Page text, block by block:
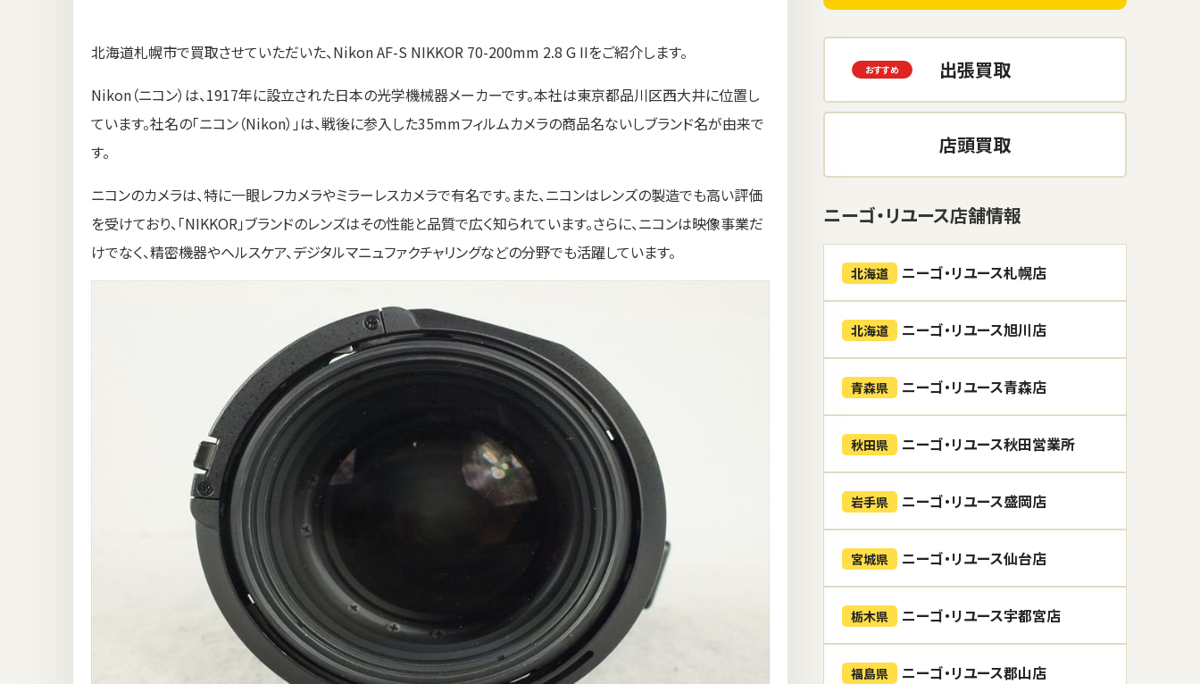
北海道札幌市で買取させていただいた、Nikon AF-S NIKKOR 70-200mm 2.8 G IIをご紹介します。
Nikon（ニコン）は、1917年に設立された日本の光学機械器メーカーです。本社は東京都品川区西大井に位置し
ています。社名の「ニコン（Nikon）」は、戦後に参入した35mmフィルムカメラの商品名ないしブランド名が由来で
す。
ニコンのカメラは、特に一眼レフカメラやミラーレスカメラで有名です。また、ニコンはレンズの製造でも高い評価
を受けており、「NIKKOR」ブランドのレンズはその性能と品質で広く知られています。さらに、ニコンは映像事業だ
けでなく、精密機器やヘルスケア、デジタルマニュファクチャリングなどの分野でも活躍しています。
出張買取
店頭買取
ニーゴ・リユース店舗情報
北海道 ニーゴ・リユース札幌店
北海道 ニーゴ・リユース旭川店
青森県 ニーゴ・リユース青森店
秋田県 ニーゴ・リユース秋田営業所
岩手県 ニーゴ・リユース盛岡店
宮城県 ニーゴ・リユース仙台店
栃木県 ニーゴ・リユース宇都宮店
福島県 ニーゴ・リユース郡山店